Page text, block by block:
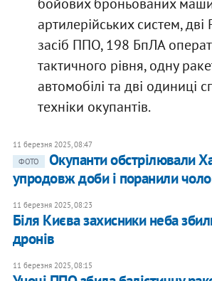
артилерійських систем,
засіб ППО, 198 БпЛА
тактичного рівня, одну
автомобілі та дві одиниці
техніки окупантів.
11 березня 2025, 08:47
ФОТО
Окупанти обстрілювали
упродовж доби і поранили
11 березня 2025, 08:23
Біля Києва захисники неба
дронів
11 березня 2025, 08:15